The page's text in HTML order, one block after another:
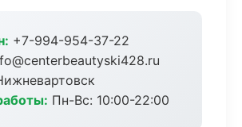
+7-994-954-37-22
Пн-Вс: 10:00-22:00